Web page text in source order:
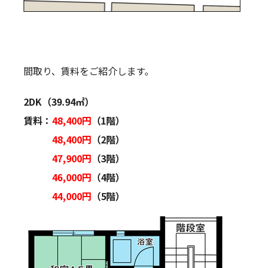
間取り、賃料をご紹介します。
2DK（39.94㎡）
賃料： 48,400円 （1階）
48,400円 （2階）
47,900円 （3階）
46,000円 （4階）
44,000円 （5階）